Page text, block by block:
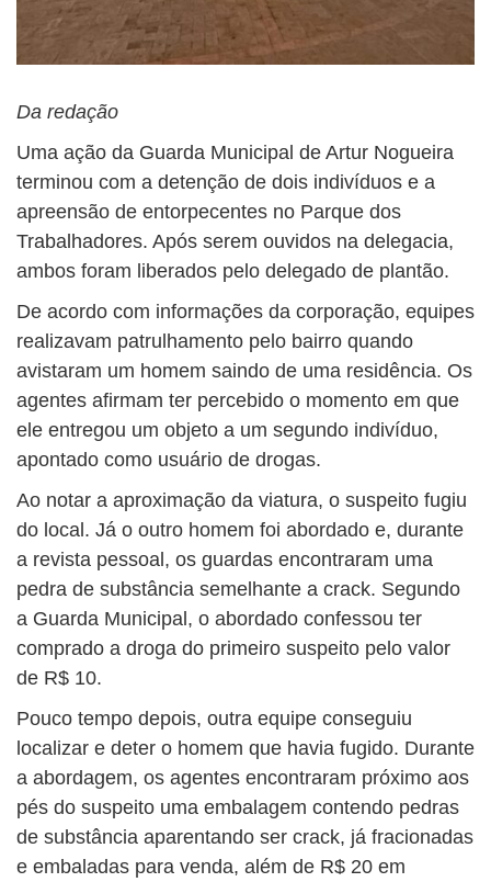
Da redação
Uma ação da Guarda Municipal de Artur Nogueira
terminou com a detenção de dois indivíduos e a
apreensão de entorpecentes no Parque dos
Trabalhadores. Após serem ouvidos na delegacia,
ambos foram liberados pelo delegado de plantão.
De acordo com informações da corporação, equipes
realizavam patrulhamento pelo bairro quando
avistaram um homem saindo de uma residência. Os
agentes afirmam ter percebido o momento em que
ele entregou um objeto a um segundo indivíduo,
apontado como usuário de drogas.
Ao notar a aproximação da viatura, o suspeito fugiu
do local. Já o outro homem foi abordado e, durante
a revista pessoal, os guardas encontraram uma
pedra de substância semelhante a crack. Segundo
a Guarda Municipal, o abordado confessou ter
comprado a droga do primeiro suspeito pelo valor
de R$ 10.
Pouco tempo depois, outra equipe conseguiu
localizar e deter o homem que havia fugido. Durante
a abordagem, os agentes encontraram próximo aos
pés do suspeito uma embalagem contendo pedras
de substância aparentando ser crack, já fracionadas
e embaladas para venda, além de R$ 20 em